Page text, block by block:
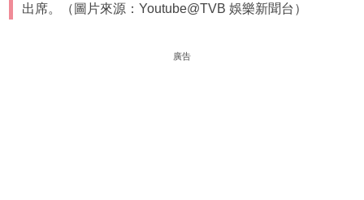
出席。（圖片來源：Youtube@TVB 娛樂新聞台）
廣告